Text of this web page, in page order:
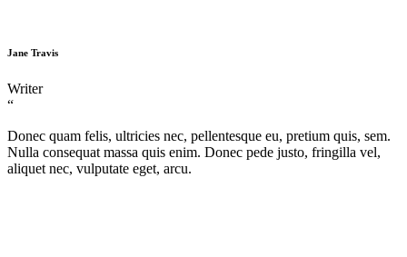
Jane Travis
Writer
“
Donec quam felis, ultricies nec, pellentesque eu, pretium quis, sem.
Nulla consequat massa quis enim. Donec pede justo, fringilla vel,
aliquet nec, vulputate eget, arcu.